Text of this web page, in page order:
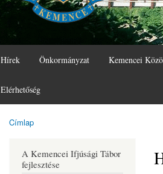
Hírek Önkormányzat Kemencei
Elérhetőség
Kemence
Község
Honlapja
Címlap
A Kemencei Ifjúsági Tábor
fejlesztése